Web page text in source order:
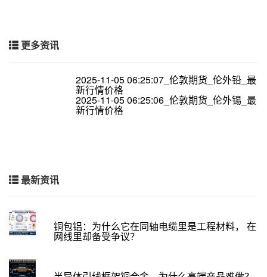
更多资讯
2025-11-05 06:25:07_伦敦期货_伦外铅_最
新行情价格
2025-11-05 06:25:06_伦敦期货_伦外锡_最
新行情价格
最新资讯
铜包铝：为什么它在同轴电缆里是工程材料， 在
网线里却备受争议？